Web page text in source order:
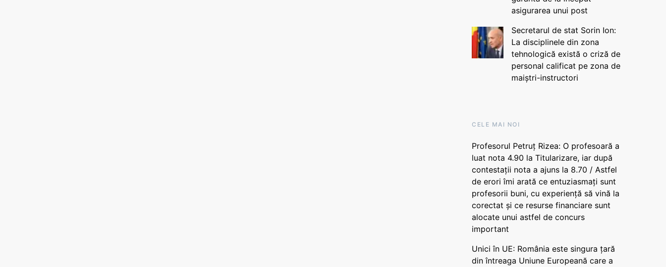
asigurarea unui post
Secretarul de stat Sorin Ion:
La disciplinele din zona
tehnologică există o criză de
personal calificat pe zona de
maiștri-instructori
CELE MAI NOI
Profesorul Petruț Rizea: O profesoară a
luat nota 4.90 la Titularizare, iar după
contestații nota a ajuns la 8.70 / Astfel
de erori îmi arată ce entuziasmați sunt
profesorii buni, cu experiență să vină la
corectat și ce resurse financiare sunt
alocate unui astfel de concurs
important
Unici în UE: România este singura țară
din întreaga Uniune Europeană care a